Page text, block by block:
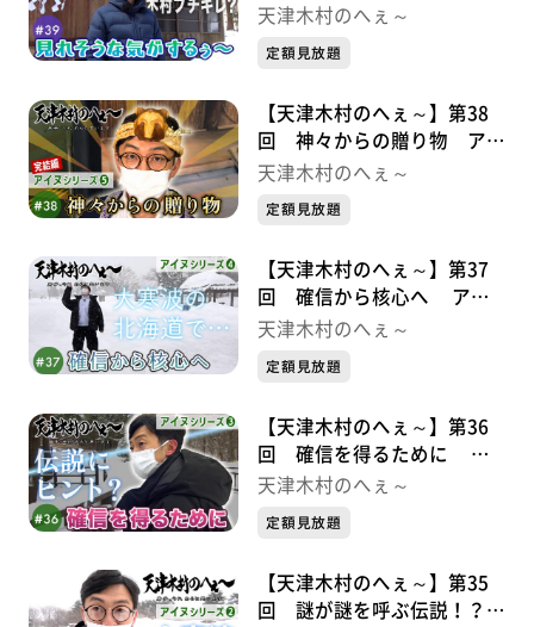
UFOシリーズ①
天津木村のへぇ～
定額見放題
【天津木村のへぇ～】第38
回 神々からの贈り物 アイ
ヌシリーズ⑤完結編
天津木村のへぇ～
定額見放題
【天津木村のへぇ～】第37
回 確信から核心へ アイ
ヌシリーズ④
天津木村のへぇ～
定額見放題
【天津木村のへぇ～】第36
回 確信を得るために ア
イヌシリーズ③
天津木村のへぇ～
定額見放題
【天津木村のへぇ～】第35
回 謎が謎を呼ぶ伝説！？